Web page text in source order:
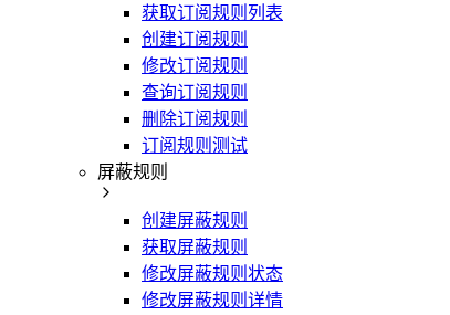
获取订阅规则列表
创建订阅规则
修改订阅规则
查询订阅规则
删除订阅规则
订阅规则测试
屏蔽规则
创建屏蔽规则
获取屏蔽规则
修改屏蔽规则状态
修改屏蔽规则详情